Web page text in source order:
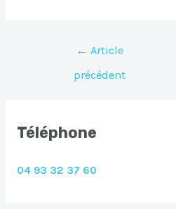
Navigation
l’article
← Article
précédent
Téléphone
04 93 32 37 60